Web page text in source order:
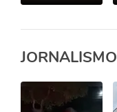
JORNALISMO